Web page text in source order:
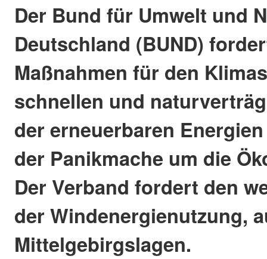
Der Bund für Umwelt und
Deutschland (BUND)
Maßnahmen für den
schnellen und
der erneuerbaren
der Panikmache um die
Der Verband fordert den
der Windenergienutzung,
Mittelgebirgslagen.